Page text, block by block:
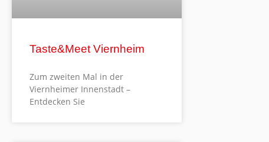
Taste&Meet Viernheim
Zum zweiten Mal in der
Viernheimer Innenstadt –
Entdecken Sie